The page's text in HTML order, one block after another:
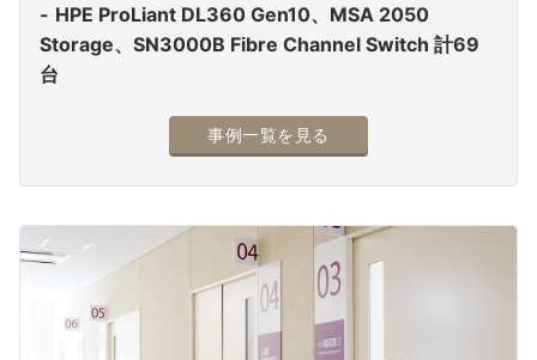
HPE ProLiant DL360 Gen10、MSA 2050
Storage、SN3000B Fibre Channel Switch 計69
台
事例一覧を見る